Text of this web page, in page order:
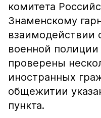
комитета
Знаменскому
взаимодействии
военной
проверены
иностранных
общежитии
пункта.